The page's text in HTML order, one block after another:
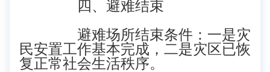
四、避难结束
避难场所结束条件：一是灾
民安置工作基本完成，二是灾区已恢
复正常社会生活秩序。